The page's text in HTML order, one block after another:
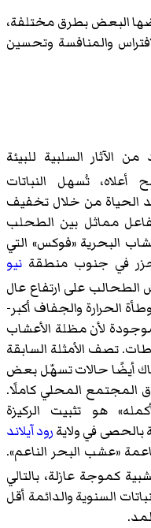
البعض بطرق مختلفة،
والمنافسة وتحسين
السلبية للبيئة
تُسهل النباتات
الحياة من خلال تخفيف
مماثل بين الطحلب
البحرية «فوكس» التي
في جنوب منطقة نيو
الطحالب على ارتفاع عال
الحرارة والجفاف أكبر-
لأن مظلة الأعشاب
تصف الأمثلة السابقة
هناك أيضًا حالات تسهّل بعض
المجتمع المحلي كاملًا.
هو تثبيت الركيزة
في ولايةرود آيلاند
«عشب البحر الناعم».
كموجة عازلة، بالتالي
السنوية والدائمة أقل